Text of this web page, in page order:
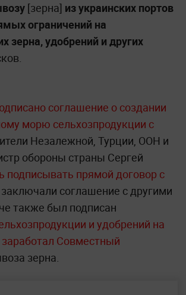
[зерна] из украинских портов
ограничений на
удобрений и других
соглашение о создании
морю сельхозпродукции с
Незалежной, Турции, ООН и
обороны страны Сергей
подписывать прямой договор с
соглашение с другими
также был подписан
и удобрений на
Совместный
зерна.